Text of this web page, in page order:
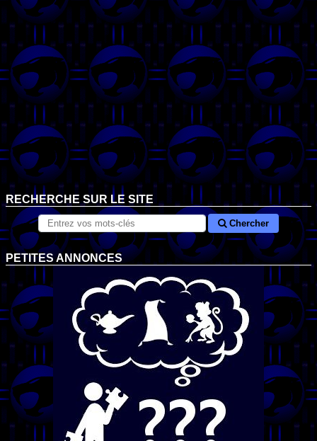
RECHERCHE SUR LE SITE
Chercher
PETITES ANNONCES